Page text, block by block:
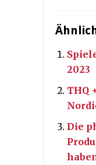
2023
THQ
Die